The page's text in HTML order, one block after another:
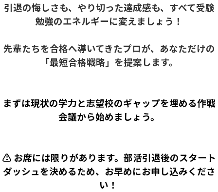
引退の悔しさも、やり切った達成感も、すべて受験
勉強のエネルギーに変えましょう！
先輩たちを合格へ導いてきたプロが、あなただけの
「最短合格戦略」を提案します。
まずは現状の学力と志望校のギャップを埋める作戦
会議から始めましょう。
⚠️ お席には限りがあります。部活引退後のスタート
ダッシュを決めるため、お早めにお申し込みくださ
い！